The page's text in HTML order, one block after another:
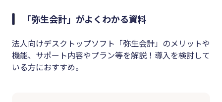
「弥生会計」がよくわかる資料
法人向けデスクトップソフト「弥生会計」のメリットや
機能、サポート内容やプラン等を解説！導入を検討して
いる方におすすめ。